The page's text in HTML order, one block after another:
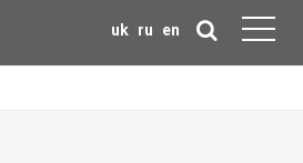
uk ru en